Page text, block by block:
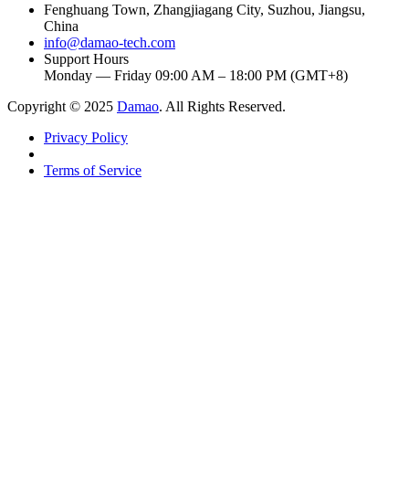
Fenghuang Town, Zhangjiagang City, Suzhou, Jiangsu,
China
info@damao-tech.com
Support Hours
Monday — Friday 09:00 AM – 18:00 PM (GMT+8)
Copyright © 2025 Damao. All Rights Reserved.
Privacy Policy
Terms of Service